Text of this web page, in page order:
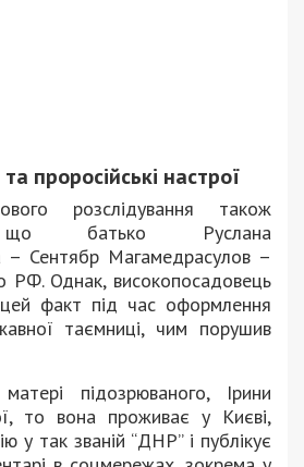
проросійські настрої
розслідування також
що батько Руслана
– Сентябр Магамедрасулов –
РФ. Однак, високопосадовець
факт під час оформлення
таємниці, чим порушив
підозрюваного, Ірини
то вона проживає у Києві,
у так званій “ДНР” і публікує